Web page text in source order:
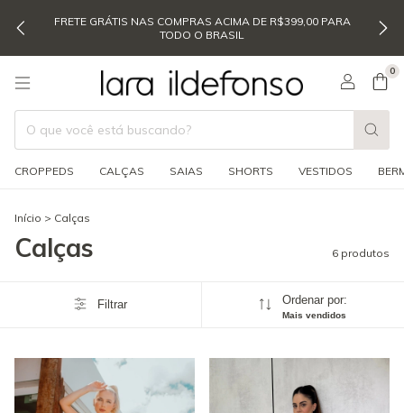
FRETE GRÁTIS NAS COMPRAS ACIMA DE R$399,00 PARA
TODO O BRASIL
0
CROPPEDS CALÇAS SAIAS SHORTS VESTIDOS
Início > Calças
Calças 6 produtos
Filtrar Ordenar por:
Mais vendidos